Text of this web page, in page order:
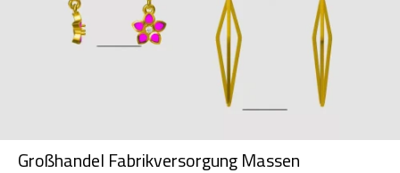
Großhandel Fabrikversorgung Massen